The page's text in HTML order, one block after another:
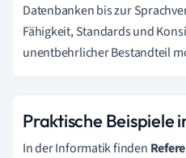
Datenbanken bis zur
Fähigkeit, Standards und
unentbehrlicher Bestandteil
Praktische Beispiele
In der Informatik finden